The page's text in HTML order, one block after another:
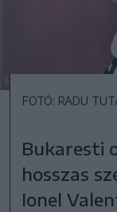
FOTÓ: RADU
Bukaresti
hosszas
Ionel